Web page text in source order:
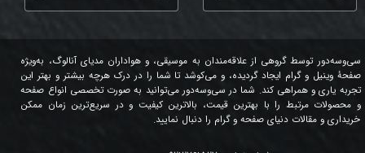
سی‌وسه‌دور توسط گروهی از علاقه‌مندان به موسیقی، و هواداران مدیای آنالوگ، به‌ویژه
صفحۀ وینیل و گرام ایجاد گردیده، و می‌کوشد تا شما را در درک هرچه بیشتر و بهتر این
تجربه یاری و همراهی کند. شما در سی‌وسه‌دور می‌توانید به صورت تخصصی انواع صفحه
و محصولات مرتبط را با بهترین قیمت، بالاترین کیفیت و در سریع‌ترین زمان ممکن
خریداری و مقالات دنیای صفحه و گرام را دنبال نمایید.